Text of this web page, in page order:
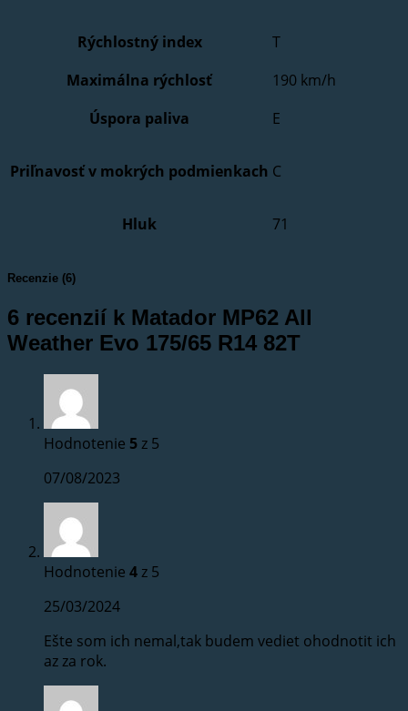
Rýchlostný index
T
Maximálna rýchlosť
190 km/h
Úspora paliva
E
Priľnavosť v mokrých podmienkach C
Hluk 71
Recenzie (6)
6 recenzií k Matador MP62 All
Weather Evo 175/65 R14 82T
Hodnotenie 5z 5
07/08/2023
Hodnotenie 4z 5
25/03/2024
Ešte som ich nemal,tak budem vediet ohodnotit ich
az za rok.